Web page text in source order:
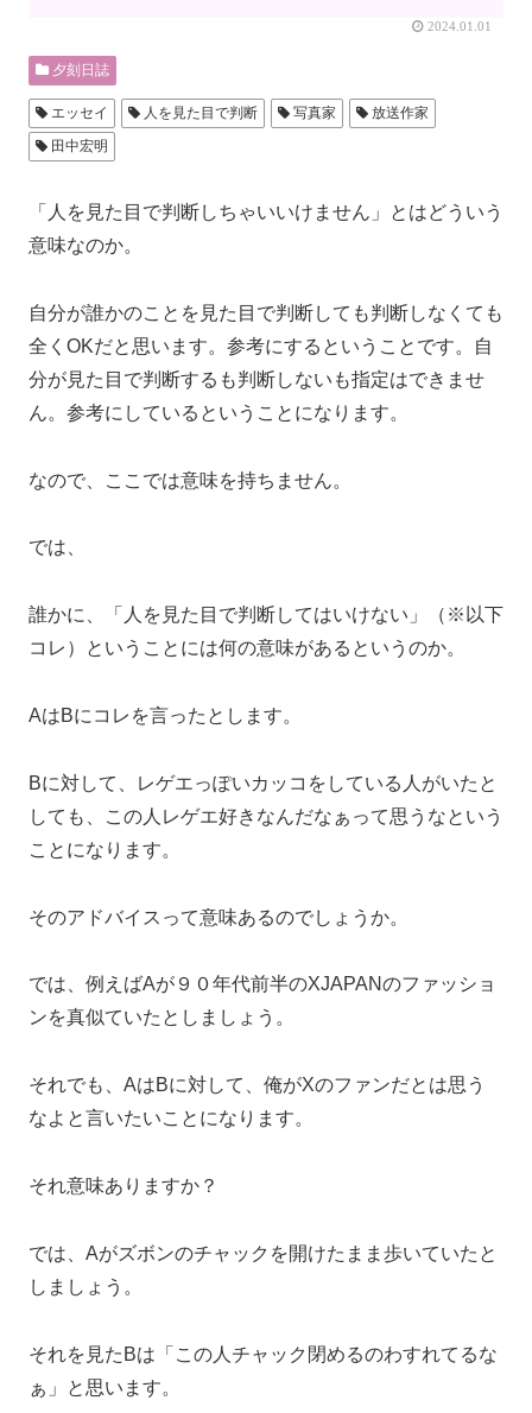
2024.01.01
夕刻日誌
エッセイ 人を見た目で判断 写真家
放送作家
田中宏明
「人を見た目で判断しちゃいいけません」とはどういう
意味なのか。
自分が誰かのことを見た目で判断しても判断しなくても
全くOKだと思います。参考にするということです。自
分が見た目で判断するも判断しないも指定はできませ
ん。参考にしているということになります。
なので、ここでは意味を持ちません。
では、
誰かに、「人を見た目で判断してはいけない」（※以下
コレ）ということには何の意味があるというのか。
AはBにコレを言ったとします。
Bに対して、レゲエっぽいカッコをしている人がいたと
しても、この人レゲエ好きなんだなぁって思うなという
ことになります。
そのアドバイスって意味あるのでしょうか。
では、例えばAが９０年代前半のXJAPANのファッショ
ンを真似ていたとしましょう。
それでも、AはBに対して、俺がXのファンだとは思う
なよと言いたいことになります。
それ意味ありますか？
では、Aがズボンのチャックを開けたまま歩いていたと
しましょう。
それを見たBは「この人チャック閉めるのわすれてるな
ぁ」と思います。